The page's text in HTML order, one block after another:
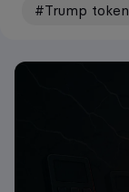
#Trump token